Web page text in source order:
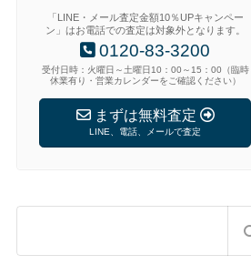
「LINE・メール査定金額10％UPキャンペー
ン」はお電話での査定は対象外となります。
0120-83-3200
受付日時：火曜日～土曜日10：00～15：00（臨時
休業有り・営業カレンダーをご確認ください）
まずは無料査定
LINE、電話、メールで査定